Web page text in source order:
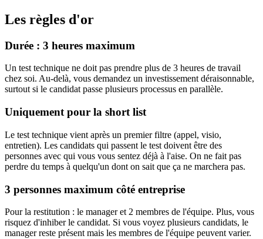
Les règles d'or
Durée : 3 heures maximum
Un test technique ne doit pas prendre plus de 3 heures de travail
chez soi. Au-delà, vous demandez un investissement déraisonnable,
surtout si le candidat passe plusieurs processus en parallèle.
Uniquement pour la short list
Le test technique vient après un premier filtre (appel, visio,
entretien). Les candidats qui passent le test doivent être des
personnes avec qui vous vous sentez déjà à l'aise. On ne fait pas
perdre du temps à quelqu'un dont on sait que ça ne marchera pas.
3 personnes maximum côté entreprise
Pour la restitution : le manager et 2 membres de l'équipe. Plus, vous
risquez d'inhiber le candidat. Si vous voyez plusieurs candidats, le
manager reste présent mais les membres de l'équipe peuvent varier.